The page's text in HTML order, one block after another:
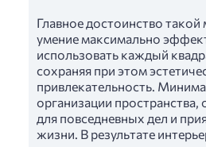
Главное достоинство
умение максимально
использовать каждый
сохраняя при этом
привлекательность.
организации
для повседневных дел и
жизни. В результате